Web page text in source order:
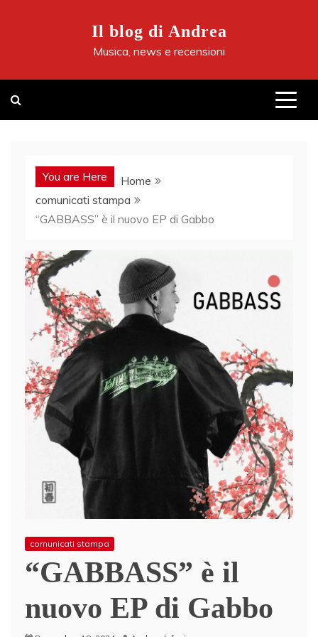
Il blog di Andrea
Musica, news e recensioni
You are Here
Home
comunicati stampa
“GABBASS” è il nuovo EP di Gabbo
comunicati stampa
“GABBASS” è il
nuovo EP di Gabbo